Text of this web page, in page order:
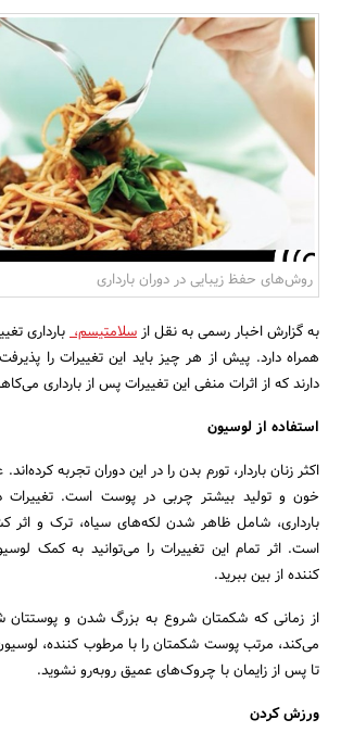
روش‌های حفظ زیبایی در دوران بارداری
به گزارش اخبار رسمی به نقل ازسلامتیسم،بارداری
همراه دارد. پیش از هر چیز باید این تغییرات را
دارند که از اثرات منفی این تغییرات پس از بارداری
استفاده از لوسیون
اکثر زنان باردار، تورم بدن را در این دوران تجربه
خون و تولید بیشتر چربی در پوست است. تغییرات
بارداری، شامل ظاهر شدن لکه‌های سیاه، ترک و
است. اثر تمام این تغییرات را می‌توانید به کمک
کننده از بین ببرید.
از زمانی که شکمتان شروع به بزرگ شدن و
می‌کند، مرتب پوست شکمتان را با مرطوب کننده،
تا پس از زایمان با چروک‌های عمیق روبه‌رو نشوید.
ورزش کردن